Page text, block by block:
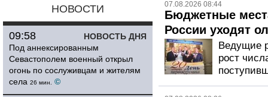
НОВОСТИ
НОВОСТЬ ДНЯ
09:58
Под аннексированным
Севастополем военный открыл
огонь по сослуживцам и жителям
села 26 мин. ©
07.08.2026 08:44
Бюджетные
России уходят
Ведущие
рост